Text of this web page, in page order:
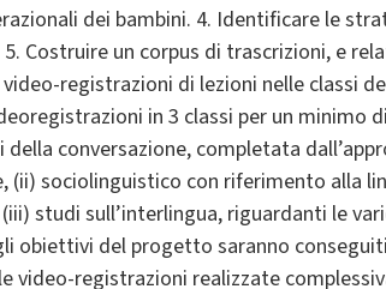
dei bambini. 4. Identificare le
Costruire un corpus di trascrizioni, e
registrazioni di lezioni nelle classi
in 3 classi per un minimo
conversazione, completata
sociolinguistico con riferimento alla
studi sull’interlingua, riguardanti le
obiettivi del progetto saranno
video-registrazioni realizzate